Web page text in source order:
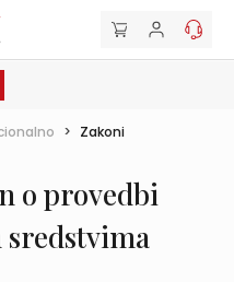
> Zakoni
o provedbi
sredstvima